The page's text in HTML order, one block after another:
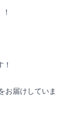
お届けしていま